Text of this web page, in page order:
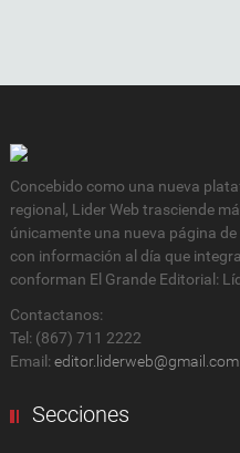
Concebido como una nueva
regional, Lider Web trasciende
únicamente una nueva página
con información al día que
conforman El Grande Editorial:
Contactanos:
Tel: (867) 711 2222
Email: editor.liderweb@gmail.com
Secciones